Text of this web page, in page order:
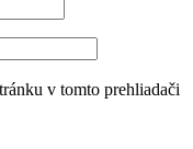
v tomto prehliadači